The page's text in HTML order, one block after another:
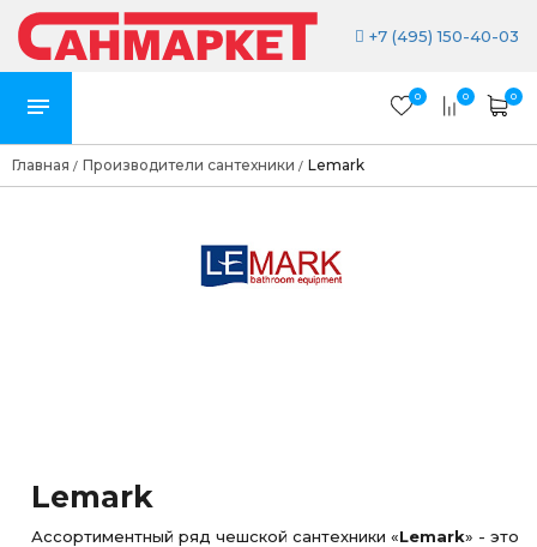
+7 (495) 150-40-03
0 0 0
Главная / Производители сантехники / Lemark
Lemark
Ассортиментный ряд чешской сантехники «Lemark» - это